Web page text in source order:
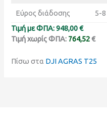
Εύρος διάδοσης
5-8
Τιμή με ΦΠΑ: 948,00 €
Τιμή χωρίς ΦΠΑ: 764,52€
Πίσω στα DJI AGRAS T25